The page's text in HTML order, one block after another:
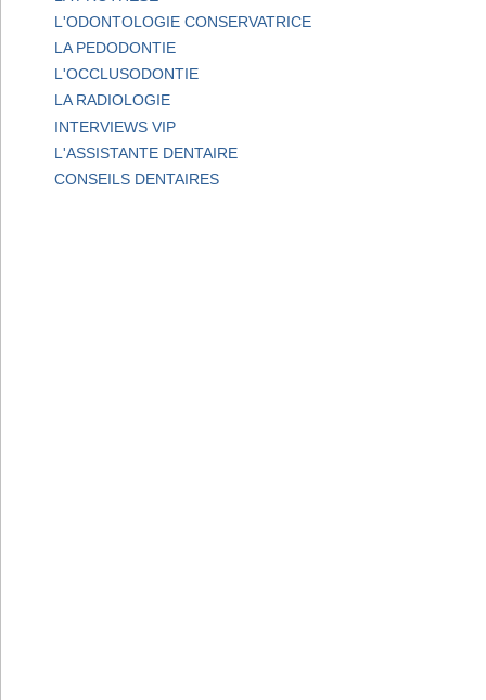
L'ODONTOLOGIE CONSERVATRICE
LA PEDODONTIE
L'OCCLUSODONTIE
LA RADIOLOGIE
INTERVIEWS VIP
L'ASSISTANTE DENTAIRE
CONSEILS DENTAIRES